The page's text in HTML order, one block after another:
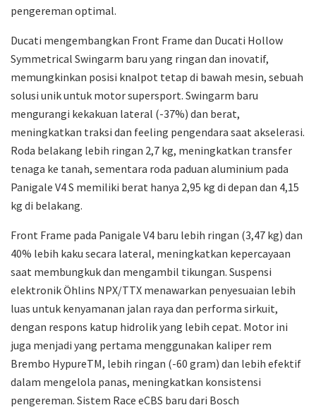
pengereman optimal.
Ducati mengembangkan Front Frame dan Ducati Hollow
Symmetrical Swingarm baru yang ringan dan inovatif,
memungkinkan posisi knalpot tetap di bawah mesin, sebuah
solusi unik untuk motor supersport. Swingarm baru
mengurangi kekakuan lateral (-37%) dan berat,
meningkatkan traksi dan feeling pengendara saat akselerasi.
Roda belakang lebih ringan 2,7 kg, meningkatkan transfer
tenaga ke tanah, sementara roda paduan aluminium pada
Panigale V4 S memiliki berat hanya 2,95 kg di depan dan 4,15
kg di belakang.
Front Frame pada Panigale V4 baru lebih ringan (3,47 kg) dan
40% lebih kaku secara lateral, meningkatkan kepercayaan
saat membungkuk dan mengambil tikungan. Suspensi
elektronik Öhlins NPX/TTX menawarkan penyesuaian lebih
luas untuk kenyamanan jalan raya dan performa sirkuit,
dengan respons katup hidrolik yang lebih cepat. Motor ini
juga menjadi yang pertama menggunakan kaliper rem
Brembo HypureTM, lebih ringan (-60 gram) dan lebih efektif
dalam mengelola panas, meningkatkan konsistensi
pengereman. Sistem Race eCBS baru dari Bosch